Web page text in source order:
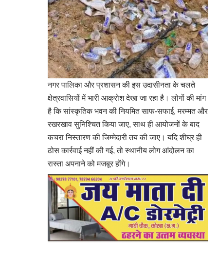
नगर पालिका और प्रशासन की इस उदासीनता के चलते
क्षेत्रवासियों में भारी आक्रोश देखा जा रहा है। लोगों की मांग
है कि सांस्कृतिक भवन की नियमित साफ-सफाई, मरम्मत और
रखरखाव सुनिश्चित किया जाए, साथ ही आयोजनों के बाद
कचरा निस्तारण की जिम्मेदारी तय की जाए। यदि शीघ्र ही
ठोस कार्रवाई नहीं की गई, तो स्थानीय लोग आंदोलन का
रास्ता अपनाने को मजबूर होंगे।